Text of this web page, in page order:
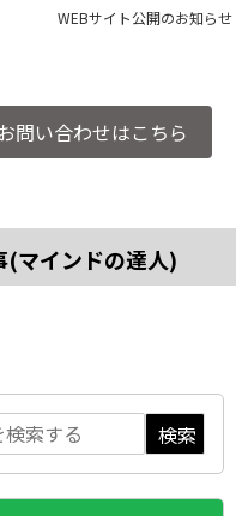
WEBサイト公開のお知らせ
問い合わせはこちら
(マインドの達人)